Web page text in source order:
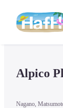
Alpico
Nagano,